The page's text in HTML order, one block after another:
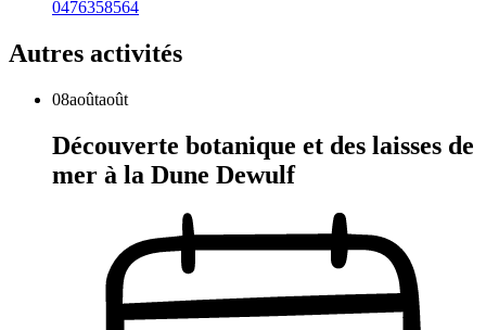
0476358564
Autres activités
08aoûtaoût
Découverte botanique et des laisses de
mer à la Dune Dewulf